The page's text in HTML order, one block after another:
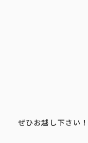
ぜひお越し下さい！